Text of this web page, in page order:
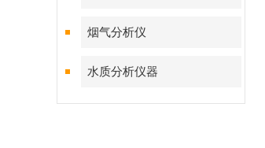
烟气分析仪
水质分析仪器